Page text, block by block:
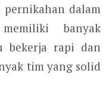
dalam
banyak
bekerja rapi dan
tim yang solid